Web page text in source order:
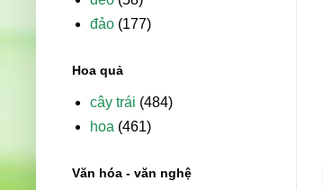
đảo (177)
Hoa quả
cây trái (484)
hoa (461)
Văn hóa - văn nghệ